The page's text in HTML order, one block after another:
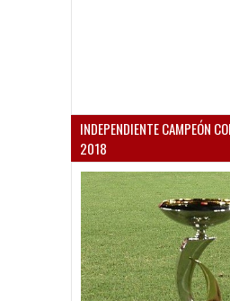
INDEPENDIENTE CAMPEÓN
2018